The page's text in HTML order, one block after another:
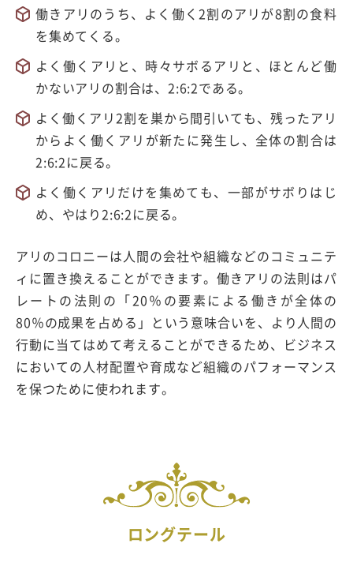
働きアリのうち、よく働く2割のアリが8割の食料
を集めてくる。
よく働くアリと、時々サボるアリと、ほとんど働
かないアリの割合は、2:6:2である。
よく働くアリ2割を巣から間引いても、残ったアリ
からよく働くアリが新たに発生し、全体の割合は
2:6:2に戻る。
よく働くアリだけを集めても、一部がサボりはじ
め、やはり2:6:2に戻る。
アリのコロニーは人間の会社や組織などのコミュニテ
ィに置き換えることができます。働きアリの法則はパ
レートの法則の「20％の要素による働きが全体の
80％の成果を占める」という意味合いを、より人間の
行動に当てはめて考えることができるため、ビジネス
においての人材配置や育成など組織のパフォーマンス
を保つために使われます。
ロングテール